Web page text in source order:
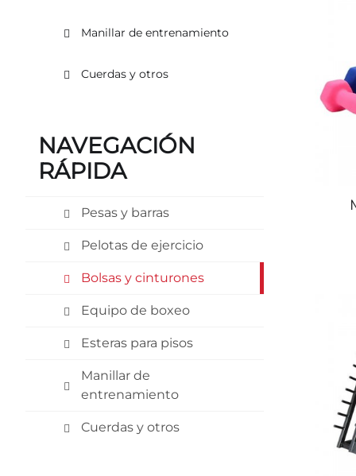
Manillar de entrenamiento
Cuerdas y otros
NAVEGACIÓN
RÁPIDA
Pesas y barras
Pelotas de ejercicio
Bolsas y cinturones
Equipo de boxeo
Esteras para pisos
Manillar de
entrenamiento
Cuerdas y otros